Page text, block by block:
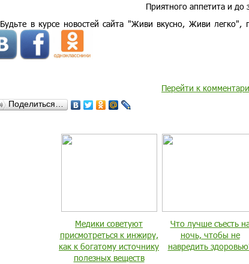
Приятного аппетита и до
Будьте в курсе новостей сайта "Живи вкусно, Живи легко",
Перейти к
Поделиться…
Медики советуют
присмотреться к инжиру,
как к богатому источнику
полезных веществ
Что лучше съесть
ночь, чтобы не
навредить